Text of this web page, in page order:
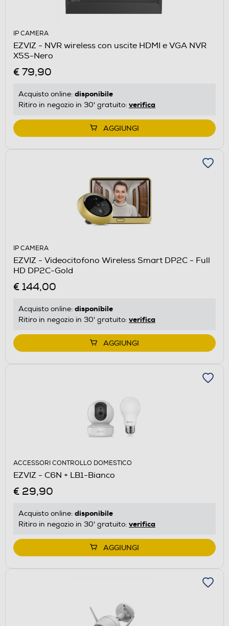
IP CAMERA
EZVIZ - NVR wireless con uscite HDMI e VGA NVR
X5S-Nero
€ 79,90
Acquisto online: disponibile
Ritiro in negozio in 30' gratuito: verifica
AGGIUNGI
IP CAMERA
EZVIZ - Videocitofono Wireless Smart DP2C - Full
HD DP2C-Gold
€ 144,00
Acquisto online: disponibile
Ritiro in negozio in 30' gratuito: verifica
AGGIUNGI
ACCESSORI CONTROLLO DOMESTICO
EZVIZ - C6N + LB1-Bianco
€ 29,90
Acquisto online: disponibile
Ritiro in negozio in 30' gratuito: verifica
AGGIUNGI